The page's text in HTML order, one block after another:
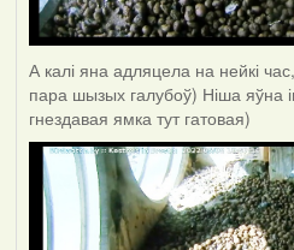
А калі яна адляцела на нейкі
пара шызых галубоў) Ніша яўна
гнездавая ямка тут гатовая)